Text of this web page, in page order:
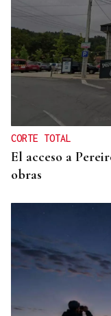
CANEDO
Un herido en la
entrada a las
CORTE TOTAL
El acceso a
obras